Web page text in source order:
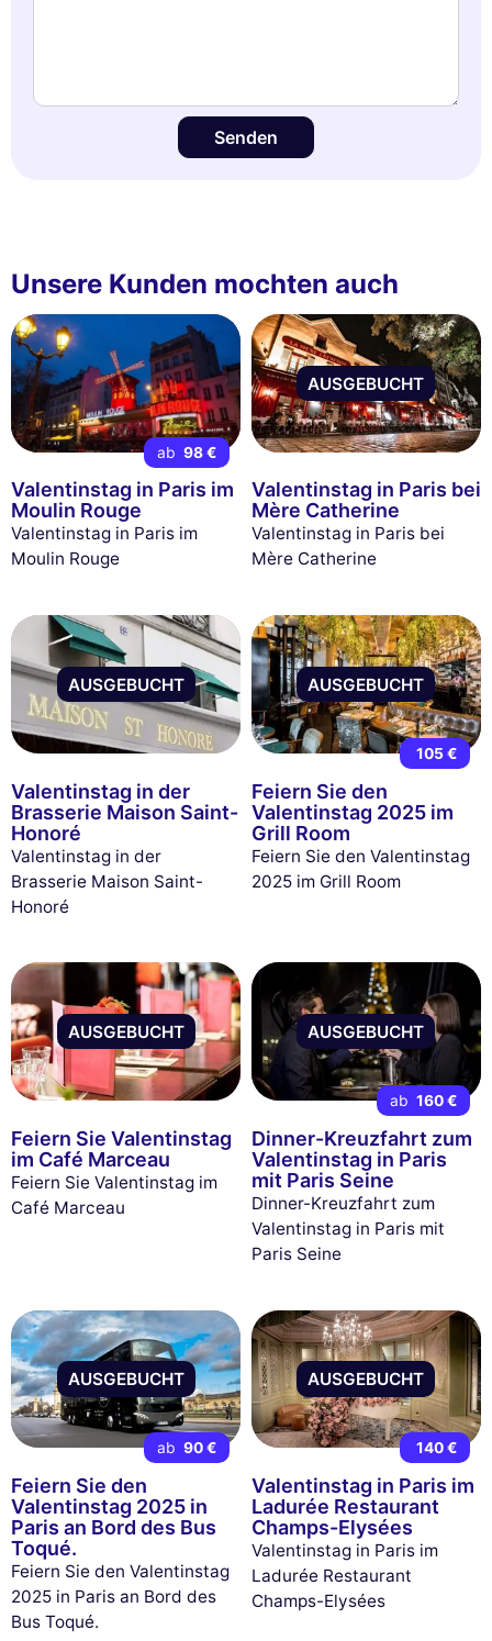
Senden
Unsere Kunden mochten auch
ab 98 €
Valentinstag in Paris im
Moulin Rouge
Valentinstag in Paris im
Moulin Rouge
AUSGEBUCHT
Valentinstag in Paris bei
Mère Catherine
Valentinstag in Paris bei
Mère Catherine
AUSGEBUCHT
Valentinstag in der
Brasserie Maison Saint-
Honoré
Valentinstag in der
Brasserie Maison Saint-
Honoré
AUSGEBUCHT
105 €
Feiern Sie den
Valentinstag 2025 im
Grill Room
Feiern Sie den Valentinstag
2025 im Grill Room
AUSGEBUCHT
Feiern Sie Valentinstag
im Café Marceau
Feiern Sie Valentinstag im
Café Marceau
AUSGEBUCHT
ab 160 €
Dinner-Kreuzfahrt zum
Valentinstag in Paris
mit Paris Seine
Dinner-Kreuzfahrt zum
Valentinstag in Paris mit
Paris Seine
AUSGEBUCHT
ab 90 €
Feiern Sie den
Valentinstag 2025 in
Paris an Bord des Bus
Toqué.
Feiern Sie den Valentinstag
2025 in Paris an Bord des
Bus Toqué.
AUSGEBUCHT
140 €
Valentinstag in Paris im
Ladurée Restaurant
Champs-Elysées
Valentinstag in Paris im
Ladurée Restaurant
Champs-Elysées